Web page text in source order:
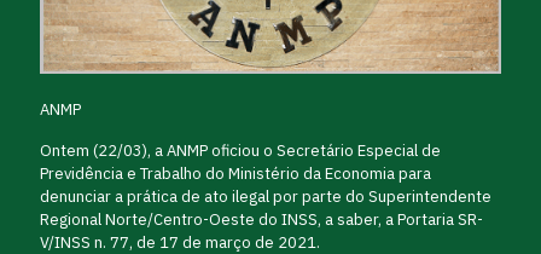
ANMP
Ontem (22/03), a ANMP oficiou o Secretário Especial de
Previdência e Trabalho do Ministério da Economia para
denunciar a prática de ato ilegal por parte do Superintendente
Regional Norte/Centro-Oeste do INSS, a saber, a Portaria SR-
V/INSS n. 77, de 17 de março de 2021.